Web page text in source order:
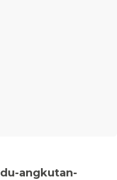
angkutan-